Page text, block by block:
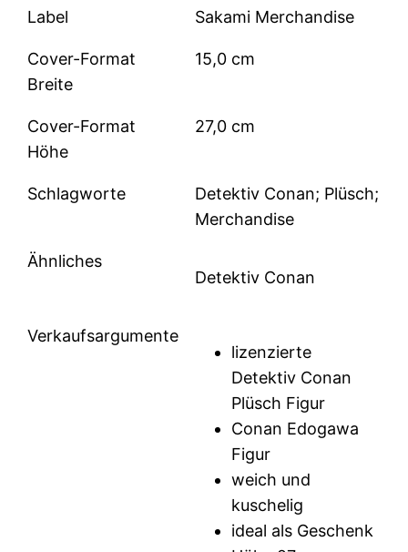
Label Sakami Merchandise
Cover-Format
Breite
15,0 cm
Cover-Format
Höhe
27,0 cm
Schlagworte
Detektiv Conan; Plüsch;
Merchandise
Ähnliches
Detektiv Conan
Verkaufsargumente
lizenzierte
Detektiv Conan
Plüsch Figur
Conan Edogawa
Figur
weich und
kuschelig
ideal als Geschenk